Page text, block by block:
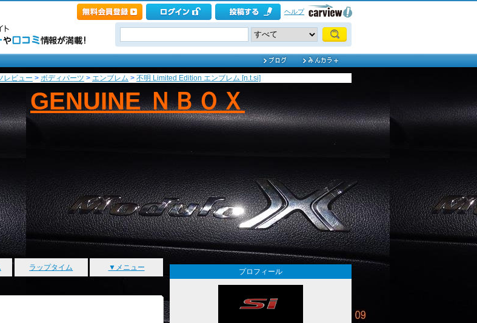
ヘルプ
レビュー > ボディパーツ > エンブレム > 不明 Limited Edition エンブレム [n.t.si]
GENUINE ＮＢＯＸ
ラップタイム ▼メニュー プロフィール